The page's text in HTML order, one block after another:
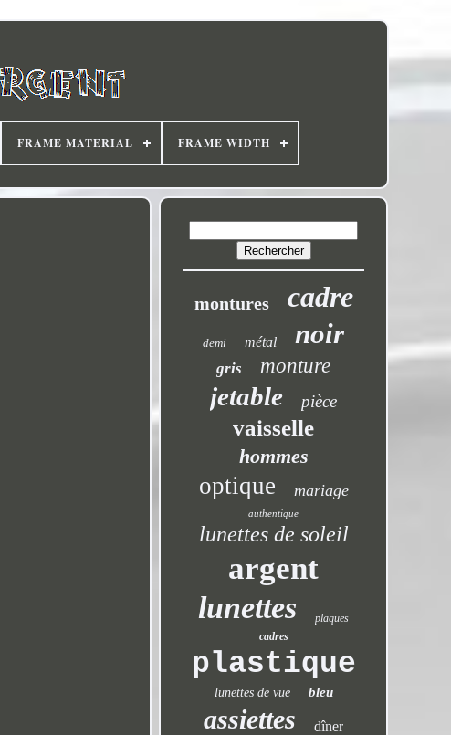
FRAME MATERIAL FRAME WIDTH
montures cadre
demi métal noir
gris monture
jetable pièce
vaisselle
hommes
optique mariage
authentique
lunettes de soleil
argent
lunettes
plaques
cadres
plastique
lunettes de vue bleu
assiettes dîner